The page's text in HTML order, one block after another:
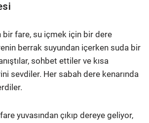
bir fare, su içmek için bir dere
berrak suyundan içerken suda bir
sohbet ettiler ve kısa
sevdiler. Her sabah dere kenarında
yuvasından çıkıp dereye geliyor,